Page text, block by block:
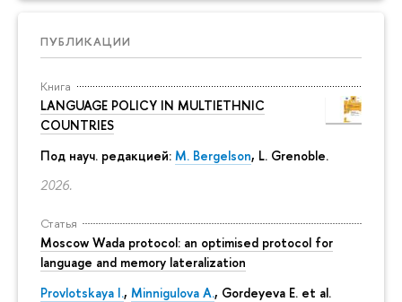
ПУБЛИКАЦИИ
Книга
LANGUAGE POLICY IN MULTIETHNIC
COUNTRIES
Под науч. редакцией: M. Bergelson, L. Grenoble.
2026.
Статья
Moscow Wada protocol: an optimised protocol for
language and memory lateralization
Provlotskaya I., Minnigulova A., Gordeyeva E. et al.